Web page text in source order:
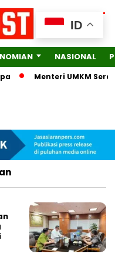
NASIONAL
Menteri UMKM
ID